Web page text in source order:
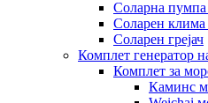
Соларна пумпа
Соларен клима
Соларен грејач
Комплет генератор
Комплет за
Каминс